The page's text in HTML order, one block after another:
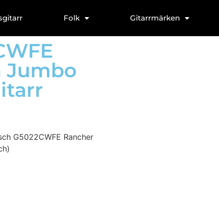
Folk Gitarrmärken
Jumbo
G5022CWFE Rancher